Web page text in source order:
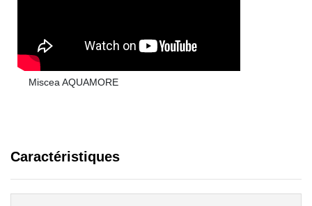
Miscea AQUAMORE
Caractéristiques